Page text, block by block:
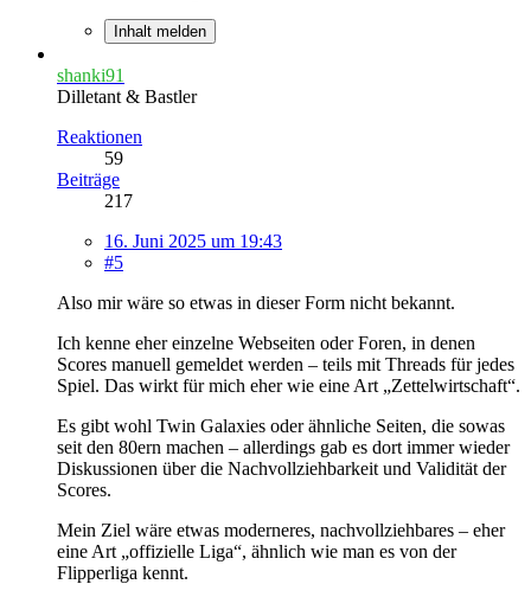
Inhalt melden
shanki91
Dilletant & Bastler
Reaktionen
59
Beiträge
217
16. Juni 2025 um 19:43
#5
Also mir wäre so etwas in dieser Form nicht bekannt.
Ich kenne eher einzelne Webseiten oder Foren, in denen
Scores manuell gemeldet werden – teils mit Threads für jedes
Spiel. Das wirkt für mich eher wie eine Art „Zettelwirtschaft“.
Es gibt wohl Twin Galaxies oder ähnliche Seiten, die sowas
seit den 80ern machen – allerdings gab es dort immer wieder
Diskussionen über die Nachvollziehbarkeit und Validität der
Scores.
Mein Ziel wäre etwas moderneres, nachvollziehbares – eher
eine Art „offizielle Liga“, ähnlich wie man es von der
Flipperliga kennt.